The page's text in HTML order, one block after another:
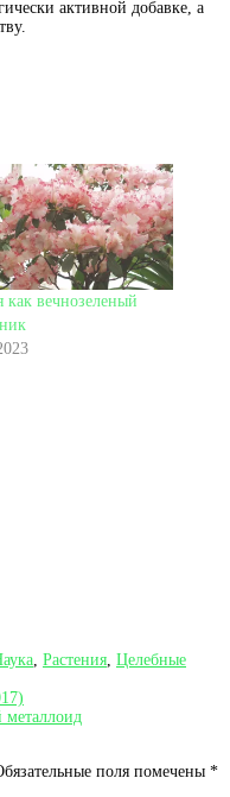
активной добавке, а
как вечнозеленый
, Растения, Целебные
металлоид
поля помечены *